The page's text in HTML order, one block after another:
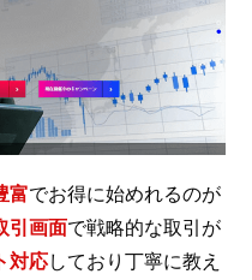
富でお得に始めれるのが
引画面で戦略的な取引が
対応しており丁寧に教え